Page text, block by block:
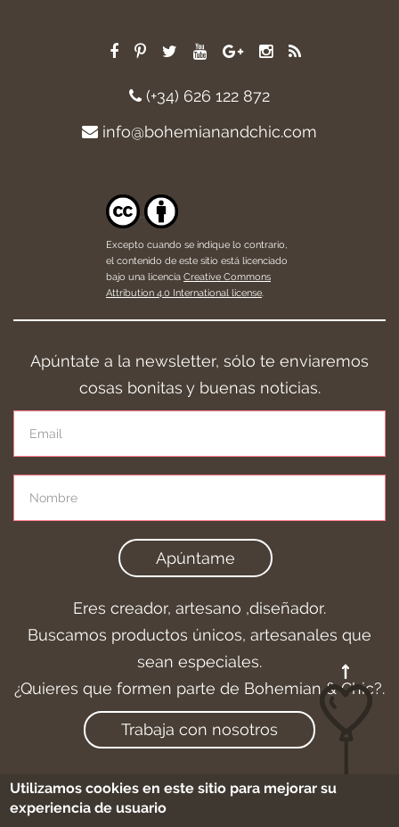
(+34) 626 122 872
info@bohemianandchic.com
Excepto cuando se indique lo contrario,
el contenido de este sitio está licenciado
bajo una licencia Creative Commons
Attribution 4.0 International license.
Apúntate a la newsletter, sólo te enviaremos
cosas bonitas y buenas noticias.
Apúntame
Eres creador, artesano ,diseñador.
Buscamos productos únicos, artesanales que
sean especiales.
¿Quieres que formen parte de Bohemian & Chic?.
Trabaja con nosotros
Aviso legal-Cookies
Utilizamos cookies en este sitio para mejorar su
experiencia de usuario